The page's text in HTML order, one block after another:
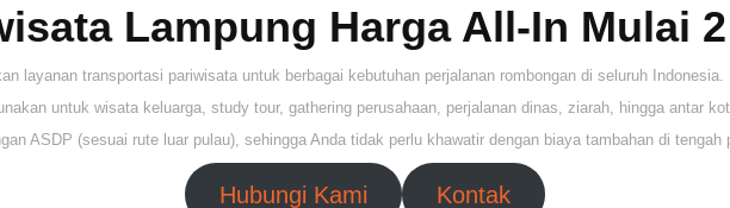
Lampung Harga All-In Mulai
layanan transportasi pariwisata untuk berbagai kebutuhan perjalanan rombongan di seluruh
untuk wisata keluarga, study tour, gathering perusahaan, perjalanan dinas, ziarah, hingga antar
ASDP (sesuai rute luar pulau), sehingga Anda tidak perlu khawatir dengan biaya tambahan di tengah
Hubungi Kami Kontak